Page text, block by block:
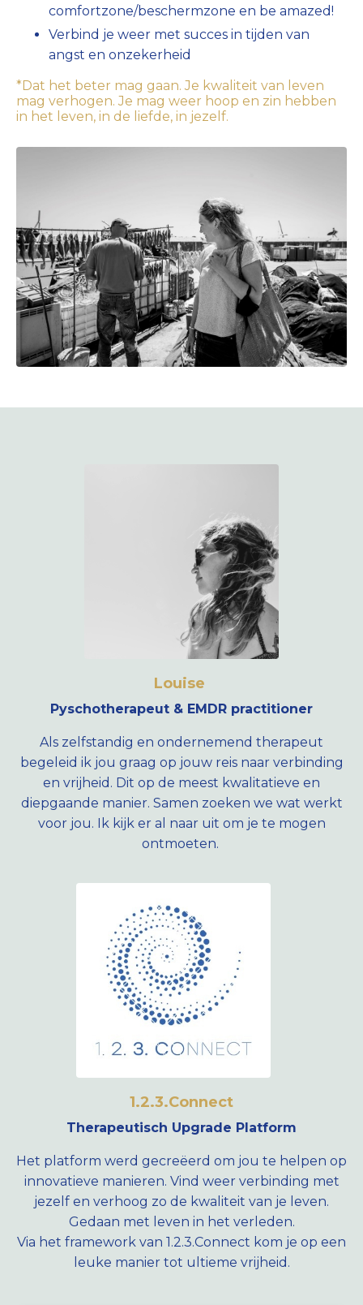
comfortzone/beschermzone en be amazed!
Verbind je weer met succes in tijden van
angst en onzekerheid
*Dat het beter mag gaan. Je kwaliteit van leven
mag verhogen. Je mag weer hoop en zin hebben
in het leven, in de liefde, in jezelf.
Louise
Pyschotherapeut & EMDR practitioner
Als zelfstandig en ondernemend therapeut
begeleid ik jou graag op jouw reis naar verbinding
en vrijheid. Dit op de meest kwalitatieve en
diepgaande manier. Samen zoeken we wat werkt
voor jou. Ik kijk er al naar uit om je te mogen
ontmoeten.
1.2.3.Connect
Therapeutisch Upgrade Platform
Het platform werd gecreëerd om jou te helpen op
innovatieve manieren. Vind weer verbinding met
jezelf en verhoog zo de kwaliteit van je leven.
Gedaan met leven in het verleden.
Via het framework van 1.2.3.Connect kom je op een
leuke manier tot ultieme vrijheid.